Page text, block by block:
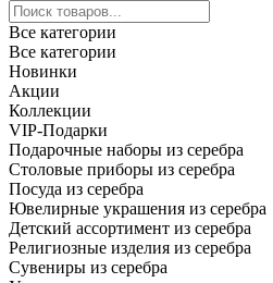
Все категории
Все категории
Новинки
Акции
Коллекции
VIP-Подарки
Подарочные наборы из серебра
Столовые приборы из серебра
Посуда из серебра
Ювелирные украшения из серебра
Детский ассортимент из серебра
Религиозные изделия из серебра
Сувениры из серебра